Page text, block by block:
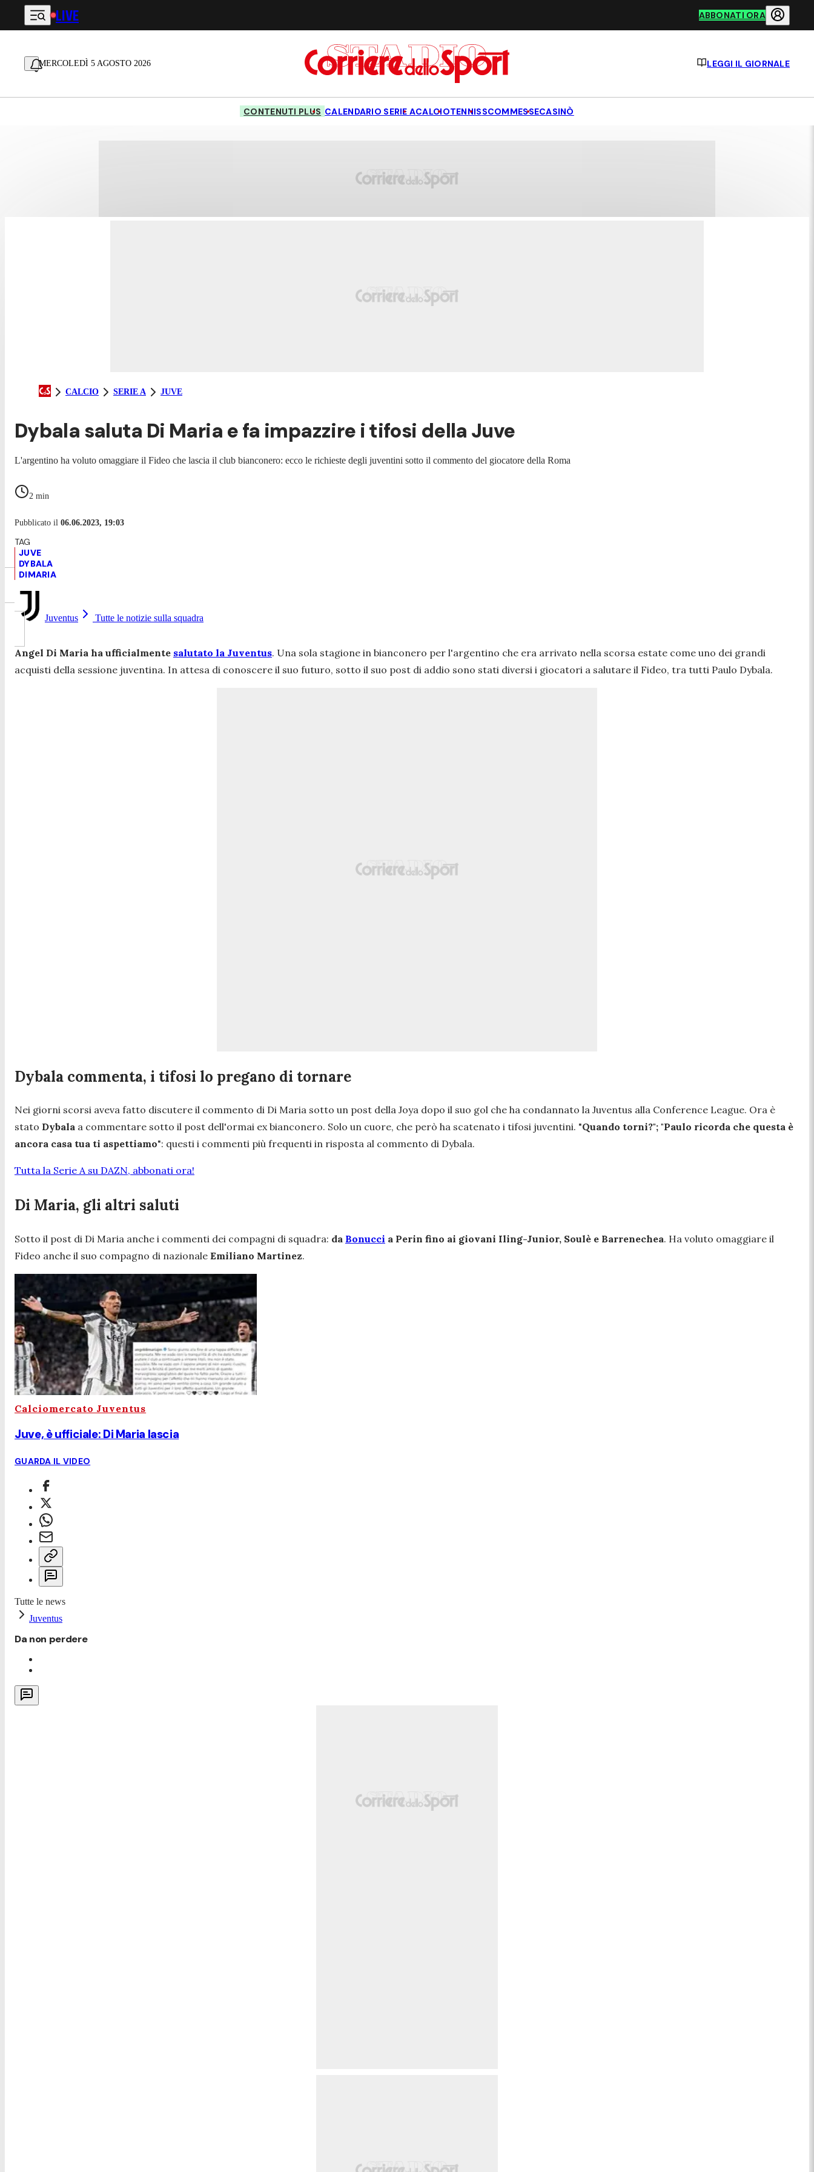
Vai al contenuto principale
LIVE ABBONATI ORA
MERCOLEDÌ 5 AGOSTO 2026 LEGGI IL GIORNALE
CONTENUTI PLUS CALENDARIO SERIE ACALCIOTENNISSCOMMESSECASINÒ
CALCIO SERIE A JUVE
Dybala saluta Di Maria e fa impazzire i tifosi della Juve
L'argentino ha voluto omaggiare il Fideo che lascia il club bianconero: ecco le richieste degli juventini sotto il commento del giocatore della Roma
2 min
Pubblicato il 06.06.2023, 19:03
JUVE
DYBALA
DIMARIA
Juventus Tutte le notizie sulla squadra
Angel Di Maria ha ufficialmente salutato la Juventus. Una sola stagione in bianconero per l'argentino che era arrivato nella scorsa estate come uno dei grandi
acquisti della sessione juventina. In attesa di conoscere il suo futuro, sotto il suo post di addio sono stati diversi i giocatori a salutare il Fideo, tra tutti Paulo Dybala.
Dybala commenta, i tifosi lo pregano di tornare
Nei giorni scorsi aveva fatto discutere il commento di Di Maria sotto un post della Joya dopo il suo gol che ha condannato la Juventus alla Conference League. Ora è
stato Dybala a commentare sotto il post dell'ormai ex bianconero. Solo un cuore, che però ha scatenato i tifosi juventini. "Quando torni?"; "Paulo ricorda che questa è
ancora casa tua ti aspettiamo": questi i commenti più frequenti in risposta al commento di Dybala.
Tutta la Serie A su DAZN, abbonati ora!
Di Maria, gli altri saluti
Sotto il post di Di Maria anche i commenti dei compagni di squadra: da Bonucci a Perin fino ai giovani Iling-Junior, Soulè e Barrenechea. Ha voluto omaggiare il
Fideo anche il suo compagno di nazionale Emiliano Martinez.
Calciomercato Juventus
Juve, è ufficiale: Di Maria lascia
GUARDA IL VIDEO
Tutte le news
Juventus
Da non perdere